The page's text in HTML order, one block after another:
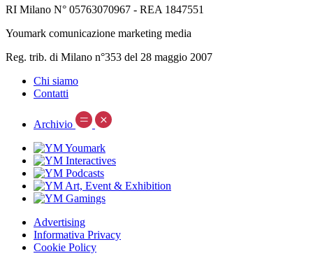
RI Milano N° 05763070967 - REA 1847551
Youmark comunicazione marketing media
Reg. trib. di Milano n°353 del 28 maggio 2007
Chi siamo
Contatti
Archivio
Advertising
Informativa Privacy
Cookie Policy